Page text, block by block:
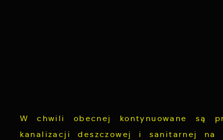
W chwili obecnej kontynuowane są
kanalizacji deszczowej i sanitarnej na